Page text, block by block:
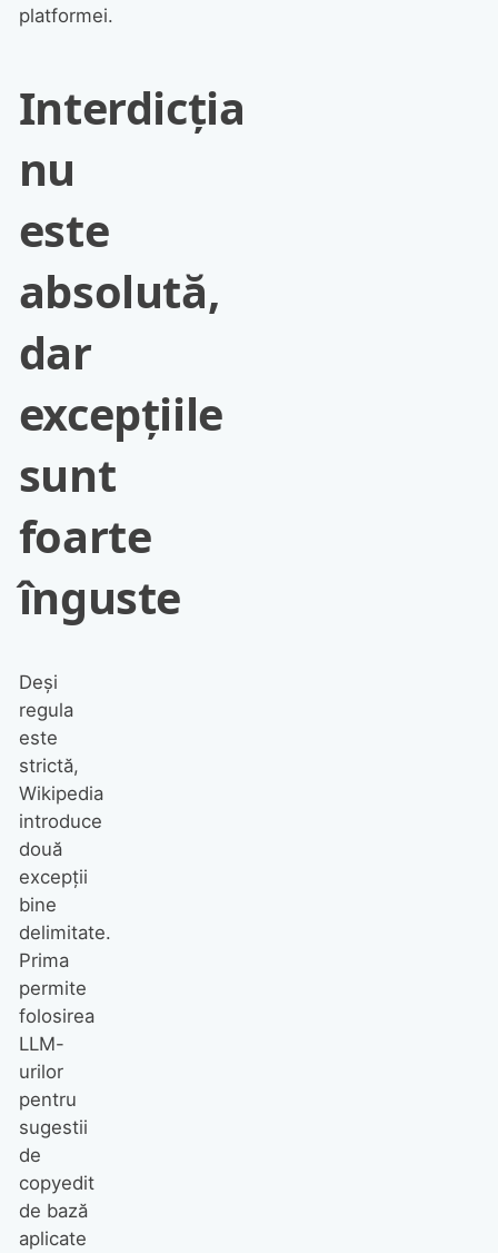
platformei.
Interdicția
nu
este
absolută,
dar
excepțiile
sunt
foarte
înguste
Deși
regula
este
strictă,
Wikipedia
introduce
două
excepții
bine
delimitate.
Prima
permite
folosirea
LLM-
urilor
pentru
sugestii
de
copyedit
de bază
aplicate